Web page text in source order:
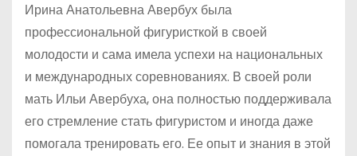
Ирина Анатольевна Авербух была
профессиональной фигуристкой в своей
молодости и сама имела успехи на национальных
и международных соревнованиях. В своей роли
мать Ильи Авербуха, она полностью поддерживала
его стремление стать фигуристом и иногда даже
помогала тренировать его. Ее опыт и знания в этой